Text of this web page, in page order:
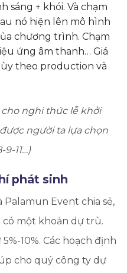
sáng + khói. Và chạm
nó hiện lên mô hình
chương trình. Chạm
ứng âm thanh… Giá
theo production và
cho nghi thức lễ khởi
người ta lựa chọn
11…)
phát sinh
Palamun Event chia sẻ,
có một khoản dự trù.
10%. Các hoạch định
cho quý công ty dự